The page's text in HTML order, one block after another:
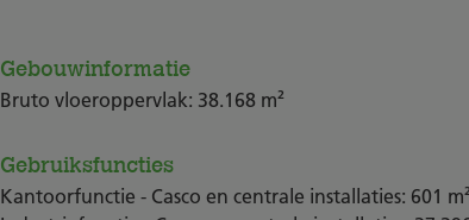
Gebouwinformatie
Bruto vloeroppervlak: 38.168 m²
Gebruiksfuncties
Kantoorfunctie - Casco en centrale installaties: 601